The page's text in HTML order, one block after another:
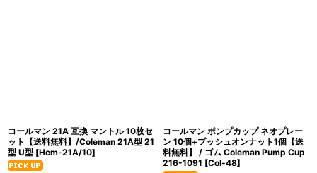
コールマン 21A 互換 マントル 10枚セ
ット【送料無料】/Coleman 21A型 21
型 U型 [Hcm-21A/10]
コールマン ポンプカップ ネオプレー
ン 10個+プッシュオンナット1個【送
料無料】 / ゴム Coleman Pump Cup
216-1091 [Col-48]